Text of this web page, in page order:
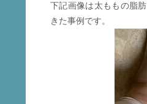
下記画像は太ももの脂
きた事例です。